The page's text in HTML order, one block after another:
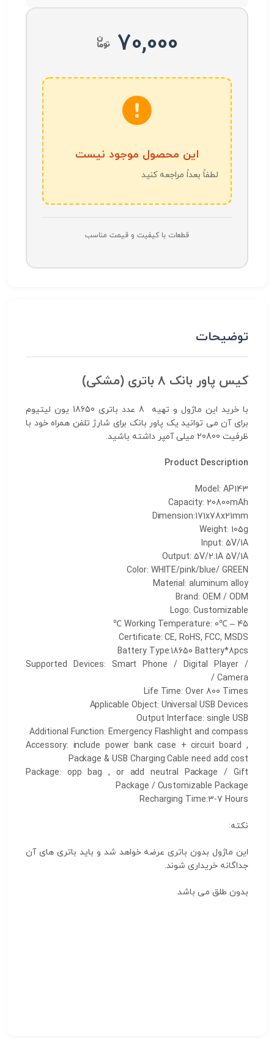
70,000
این محصول موجود نیست
لطفاً بعداً مراجعه کنید
قطعات با کیفیت و قیمت مناسب
توضیحات
کیس پاور بانک 8 باتری (مشکی)
با خرید این ماژول و تهیه 8 عدد باتری 18650 یون لیتیوم
برای آن می توانید یک پاور بانک برای شارژ تلفن همراه خود با
ظرفیت 20800 میلی آمپر داشته باشید.
Product Description
Model: AP143
Capacity: 20800mAh
Dimension:171x78x21mm
Weight: 105g
Input: 5V/1A
Output: 5V/2.1A 5V/1A
Color: WHITE/pink/blue/ GREEN
Material: aluminum alloy
Brand: OEM / ODM
Logo: Customizable
Working Temperature: 0℃ – 45 ℃
Certificate: CE, RoHS, FCC, MSDS
Battery Type:18650 Battery*8pcs
Supported Devices: Smart Phone / Digital Player /
Camera /
Life Time: Over 800 Times
Applicable Object: Universal USB Devices
Output Interface: single USB
Additional Function: Emergency Flashlight and compass
Accessory: include power bank case + circuit board ,
Package & USB Charging Cable need add cost
Package: opp bag , or add neutral Package / Gift
Package / Customizable Package
Recharging Time:3-7 Hours
نکته:
این ماژول بدون باتری عرضه خواهد شد و باید باتری های آن
جداگانه خریداری شوند.
بدون طلق می باشد